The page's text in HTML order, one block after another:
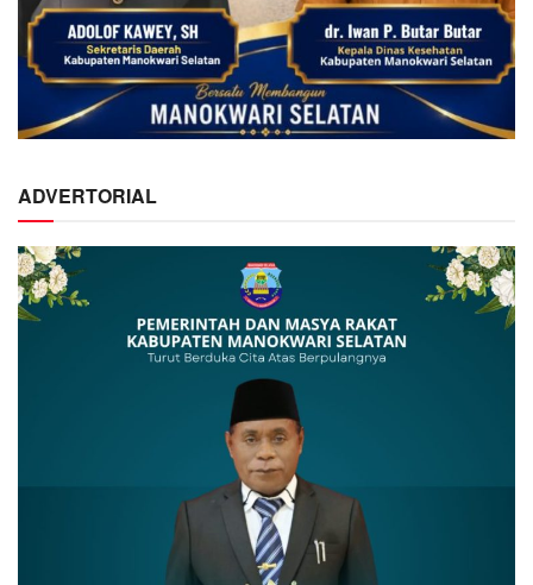
ADVERTORIAL